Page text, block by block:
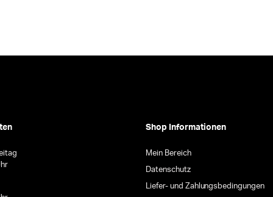
Shop Informationen
Mein Bereich
Datenschutz
Liefer- und Zahlungsbedingungen